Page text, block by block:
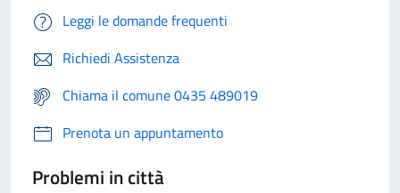
Leggi le domande frequenti
Richiedi Assistenza
Chiama il comune 0435 489019
Prenota un appuntamento
Problemi in città